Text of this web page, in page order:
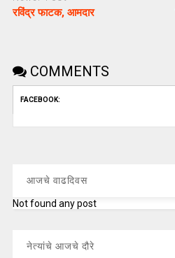
रविंद्र फाटक, आमदार
COMMENTS
FACEBOOK:
आजचे वाढदिवस
Not found any post
नेत्यांचे आजचे दौरे